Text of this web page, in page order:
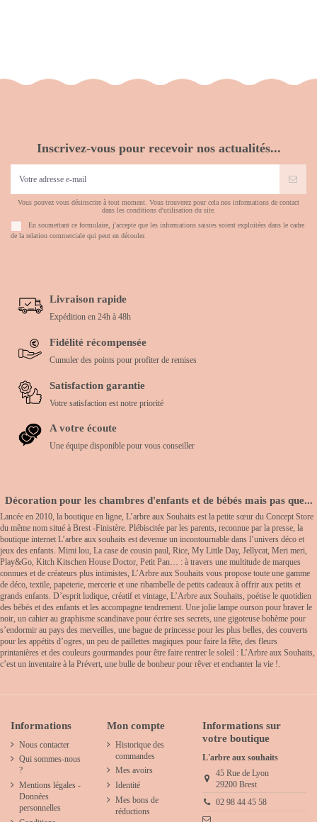
Inscrivez-vous pour recevoir nos actualités...
Vous pouvez vous désinscrire à tout moment. Vous trouverez pour cela nos informations de contact
dans les conditions d'utilisation du site.
En soumettant ce formulaire, j'accepte que les informations saisies soient exploitées dans le cadre
de la relation commerciale qui peut en découler.
Livraison rapide
Expédition en 24h à 48h
Fidélité récompensée
Cumuler des points pour profiter de remises
Satisfaction garantie
Votre satisfaction est notre priorité
A votre écoute
Une équipe disponible pour vous conseiller
Décoration pour les chambres d'enfants et de bébés mais pas que...
Lancée en 2010, la boutique en ligne, L’arbre aux Souhaits est la petite sœur du Concept Store
du même nom situé à Brest -Finistère. Plébiscitée par les parents, reconnue par la presse, la
boutique internet L’arbre aux souhaits est devenue un incontournable dans l’univers déco et
jeux des enfants. Mimi lou, La case de cousin paul, Rice, My Little Day, Jellycat, Meri meri,
Play&Go, Kitch Kitschen House Doctor, Petit Pan… : à travers une multitude de marques
connues et de créateurs plus intimistes, L’Arbre aux Souhaits vous propose toute une gamme
de déco, textile, papeterie, mercerie et une ribambelle de petits cadeaux à offrir aux petits et
grands enfants. D’esprit ludique, créatif et vintage, L’Arbre aux Souhaits, poétise le quotidien
des bébés et des enfants et les accompagne tendrement. Une jolie lampe ourson pour braver le
noir, un cahier au graphisme scandinave pour écrire ses secrets, une gigoteuse bohème pour
s’endormir au pays des merveilles, une bague de princesse pour les plus belles, des couverts
pour les appétits d’ogres, un peu de paillettes magiques pour faire la fête, des fleurs
printanières et des couleurs gourmandes pour être faire rentrer le soleil : L’Arbre aux Souhaits,
c’est un inventaire à la Prévert, une bulle de bonheur pour rêver et enchanter la vie !.
Informations
Nous contacter
Qui sommes-nous
?
Mentions légales -
Données
personnelles
Mon compte
Historique des
commandes
Mes avoirs
Identité
Mes bons de
réductions
Informations sur
votre boutique
L'arbre aux souhaits
45 Rue de Lyon
29200 Brest
02 98 44 45 58